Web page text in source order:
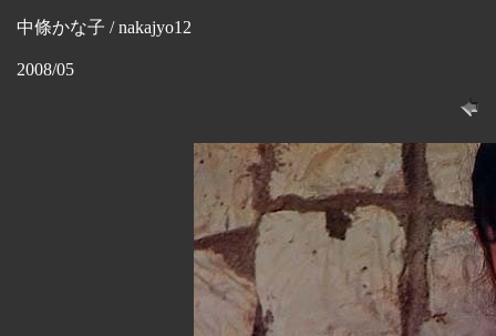
中條かな子 / nakajyo12
2008/05